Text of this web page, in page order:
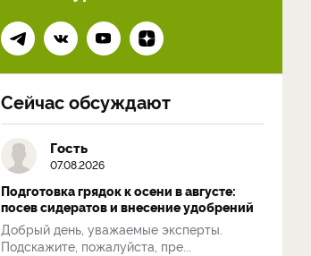
Сейчас обсуждают
Гость
07.08.2026
Подготовка грядок к осени в августе:
посев сидератов и внесение удобрений
Добрый день, уважаемые эксперты.
Подскажите, пожалуйста, пре...